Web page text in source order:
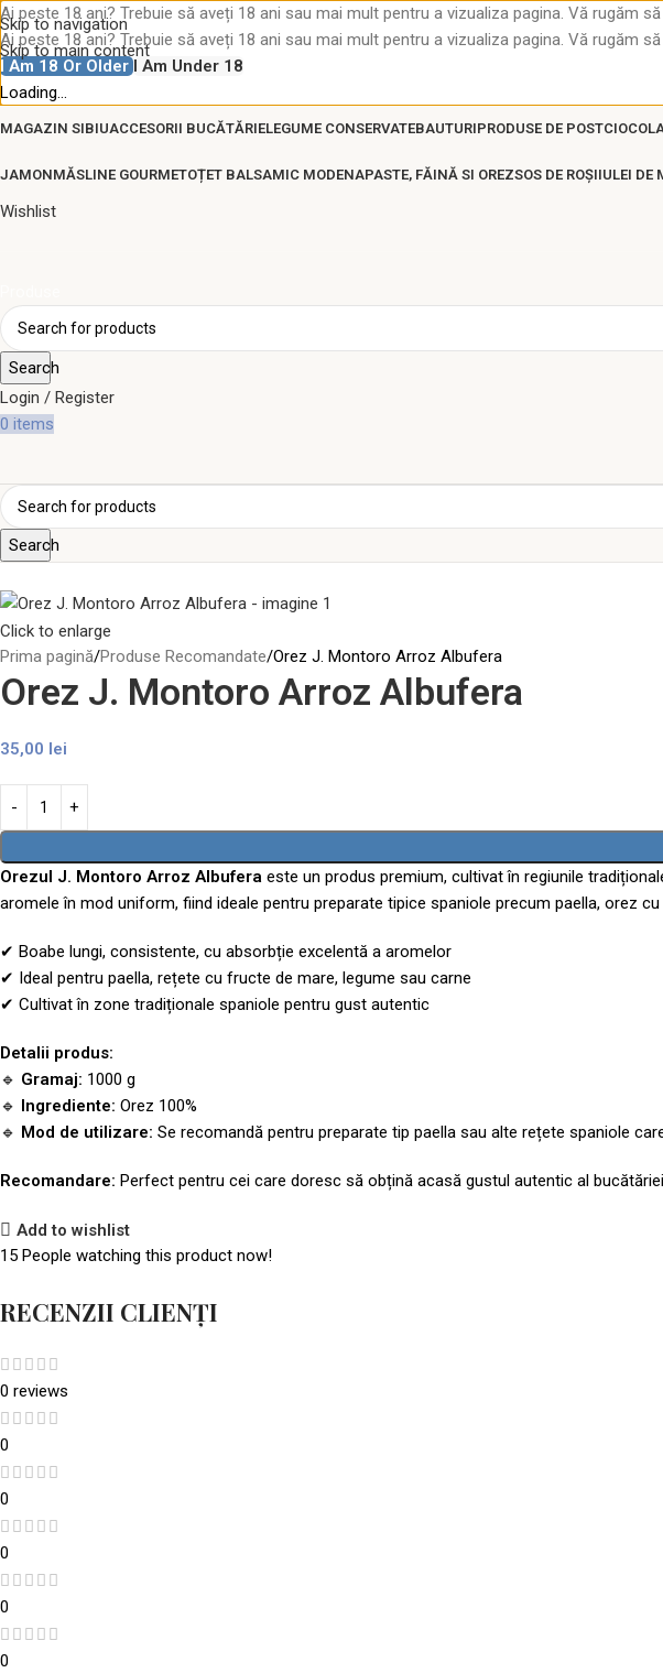
Ai peste 18 ani? Trebuie să aveți 18 ani sau mai mult pentru a vizualiza pagina. Vă rugăm
Ai peste 18 ani? Trebuie să aveți 18 ani sau mai mult pentru a vizualiza pagina. Vă rugăm
I Am 18 Or OlderI Am Under 18
Loading...
Skip to navigation
Skip to main content
MAGAZIN SIBIUACCESORII BUCĂTĂRIELEGUME CONSERVATEBAUTURIPRODUSE DE POST
JAMONMĂSLINE GOURMETOȚET BALSAMIC MODENAPASTE, FĂINĂ SI OREZSOS DE ROȘIIULEI DE
Wishlist
Search
Login / Register
0 items
Search
Click to enlarge
Prima pagină Produse Recomandate Orez J. Montoro Arroz Albufera
Orez J. Montoro Arroz Albufera
35,00 lei
Orezul J. Montoro Arroz Albufera este un produs premium, cultivat în regiunile
aromele în mod uniform, fiind ideale pentru preparate tipice spaniole precum paella, orez
✔ Boabe lungi, consistente, cu absorbție excelentă a aromelor
✔ Ideal pentru paella, rețete cu fructe de mare, legume sau carne
✔ Cultivat în zone tradiționale spaniole pentru gust autentic
Detalii produs:
🔹 Gramaj: 1000 g
🔹 Ingrediente: Orez 100%
🔹 Mod de utilizare: Se recomandă pentru preparate tip paella sau alte rețete spaniole
Recomandare: Perfect pentru cei care doresc să obțină acasă gustul autentic al
Add to wishlist
15 People watching this product now!
RECENZII CLIENȚI
0 reviews
0
0
0
0
0